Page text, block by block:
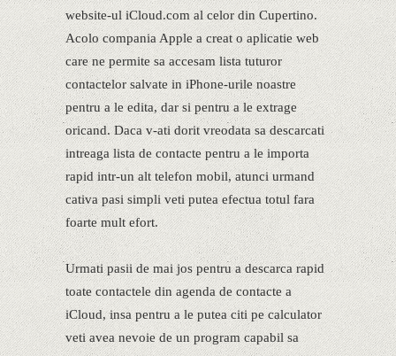
website-ul iCloud.com al celor din Cupertino.
Acolo compania Apple a creat o aplicatie web
care ne permite sa accesam lista tuturor
contactelor salvate in iPhone-urile noastre
pentru a le edita, dar si pentru a le extrage
oricand. Daca v-ati dorit vreodata sa descarcati
intreaga lista de contacte pentru a le importa
rapid intr-un alt telefon mobil, atunci urmand
cativa pasi simpli veti putea efectua totul fara
foarte mult efort.
Urmati pasii de mai jos pentru a descarca rapid
toate contactele din agenda de contacte a
iCloud, insa pentru a le putea citi pe calculator
veti avea nevoie de un program capabil sa